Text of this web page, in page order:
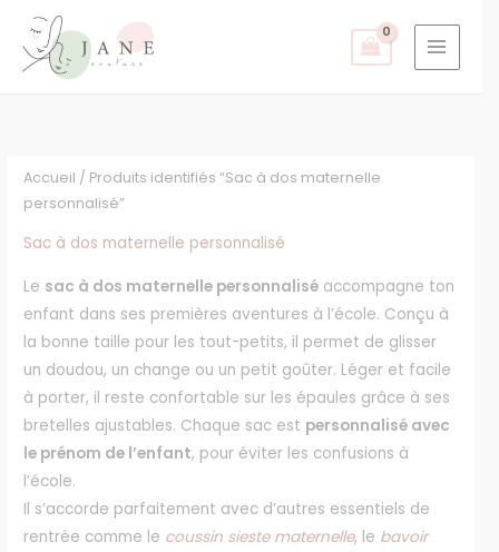
contenu
Accueil / Produits identifiés “Sac à dos maternelle
personnalisé”
Sac à dos maternelle personnalisé
Le sac à dos maternelle personnalisé accompagne ton
enfant dans ses premières aventures à l’école. Conçu à
la bonne taille pour les tout-petits, il permet de glisser
un doudou, un change ou un petit goûter. Léger et facile
à porter, il reste confortable sur les épaules grâce à ses
bretelles ajustables. Chaque sac est personnalisé avec
le prénom de l’enfant, pour éviter les confusions à
l’école.
Il s’accorde parfaitement avec d’autres essentiels de
rentrée comme le coussin sieste maternelle, le bavoir